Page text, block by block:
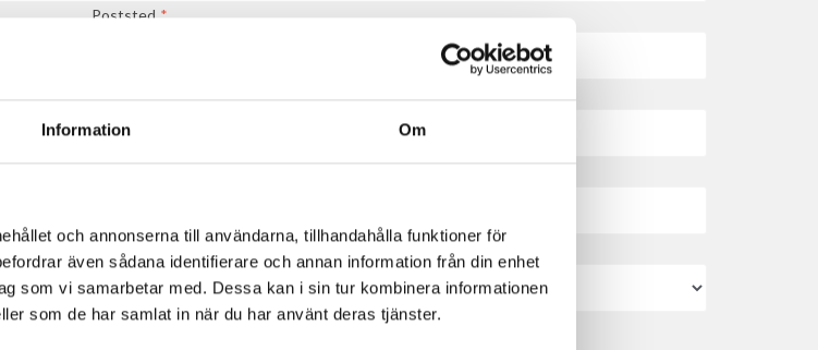
Information Om
och annonserna till användarna, tillhandahålla funktioner för
även sådana identifierare och annan information från din enhet
som vi samarbetar med. Dessa kan i sin tur kombinera informationen
som de har samlat in när du har använt deras tjänster.
Poststed *